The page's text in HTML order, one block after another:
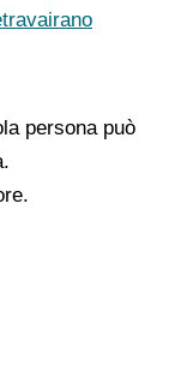
persona può